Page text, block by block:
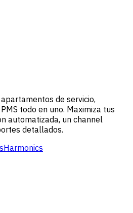
de servicio,
todo en uno. Maximiza tus
automatizada, un channel
detallados.